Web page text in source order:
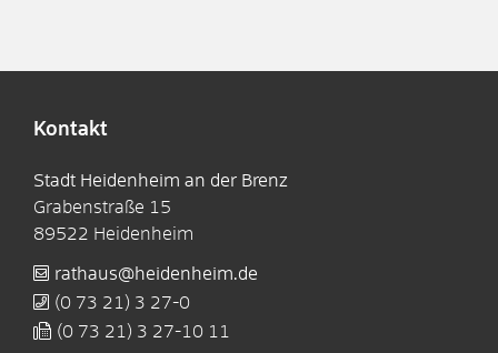
Kontakt
Stadt Heidenheim an der Brenz
Grabenstraße 15
89522 Heidenheim
rathaus@heidenheim.de
(0 73 21) 3 27-0
(0 73 21) 3 27-10 11